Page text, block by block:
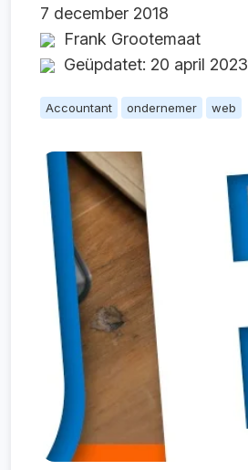
7 december 2018
Frank Grootemaat
Geüpdatet: 20 april 2023
Accountant ondernemer web